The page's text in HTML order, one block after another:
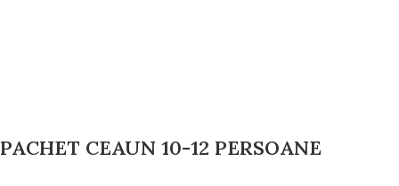
PACHET CEAUN 10-12 PERSOANE